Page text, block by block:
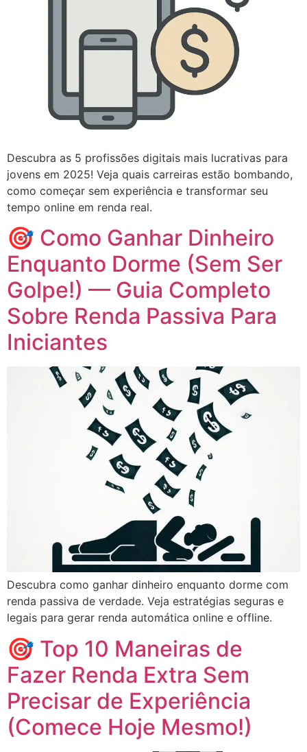
Descubra as 5 profissões digitais mais lucrativas para
jovens em 2025! Veja quais carreiras estão bombando,
como começar sem experiência e transformar seu
tempo online em renda real.
🎯 Como Ganhar Dinheiro
Enquanto Dorme (Sem Ser
Golpe!) — Guia Completo
Sobre Renda Passiva Para
Iniciantes
Descubra como ganhar dinheiro enquanto dorme com
renda passiva de verdade. Veja estratégias seguras e
legais para gerar renda automática online e offline.
🎯 Top 10 Maneiras de
Fazer Renda Extra Sem
Precisar de Experiência
(Comece Hoje Mesmo!)